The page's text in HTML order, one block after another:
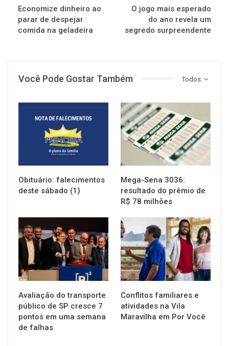
Economize dinheiro ao
parar de despejar
comida na geladeira
O jogo mais esperado
do ano revela um
segredo surpreendente
Todos
Você Pode Gostar Também
Obituário: falecimentos
deste sábado (1)
NOTÍCIAS
Mega-Sena 3036:
resultado do prêmio de
R$ 78 milhões
NOTÍCIAS
Avaliação do transporte
público de SP cresce 7
pontos em uma semana
de falhas
NOTÍCIAS
Conflitos familiares e
atividades na Vila
Maravilha em Por Você